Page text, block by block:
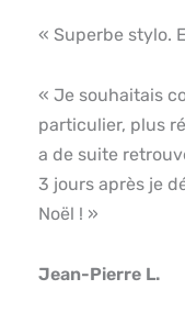
« Superbe stylo.
« Je souhaitais
particulier, plus
a de suite
3 jours après je
Noël ! »
Jean-Pierre L.